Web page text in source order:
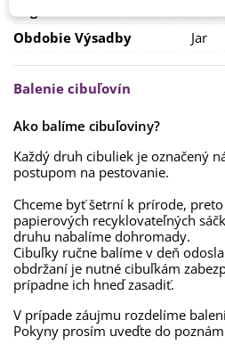
hľuzy zo zeme vybrať. Hľuzy sa
potom sa odstraňuje nadzemná
sezónu sa nechávajú iba nové a
vyrastie nová s koreňmi, ktorá sa
Obdobie Výsadby
Jar
Balenie cibuľovín
Ako balíme cibuľoviny?
Každý druh cibuliek je označený
postupom na pestovanie.
Chceme byť šetrní k prírode,
papierových recyklovateľných
druhu nabalíme dohromady.
Cibuľky ručne balíme v deň
obdržaní je nutné cibuľkám
prípadne ich hneď zasadiť.
V prípade záujmu rozdelíme
Pokyny prosím uveďte do